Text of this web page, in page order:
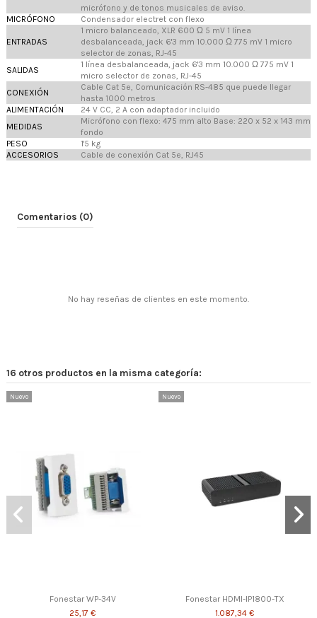
micrófono y de tonos musicales de aviso.
MICRÓFONO
Condensador electret con flexo
ENTRADAS
1 micro balanceado, XLR 600 Ω 5 mV 1 línea
desbalanceada, jack 6'3 mm 10.000 Ω 775 mV 1 micro
selector de zonas, RJ-45
SALIDAS
1 línea desbalanceada, jack 6'3 mm 10.000 Ω 775 mV 1
micro selector de zonas, RJ-45
CONEXIÓN
Cable Cat 5e, Comunicación RS-485 que puede llegar
hasta 1000 metros
ALIMENTACIÓN
24 V CC, 2 A con adaptador incluido
MEDIDAS
Micrófono con flexo: 475 mm alto Base: 220 x 52 x 143 mm
fondo
PESO
1'5 kg
ACCESORIOS
Cable de conexión Cat 5e, RJ45
Comentarios (0)
No hay reseñas de clientes en este momento.
16 otros productos en la misma categoría:
Nuevo
Fonestar WP-34V
25,17 €
Nuevo
Fonestar HDMI-IP1800-TX
1.087,34 €